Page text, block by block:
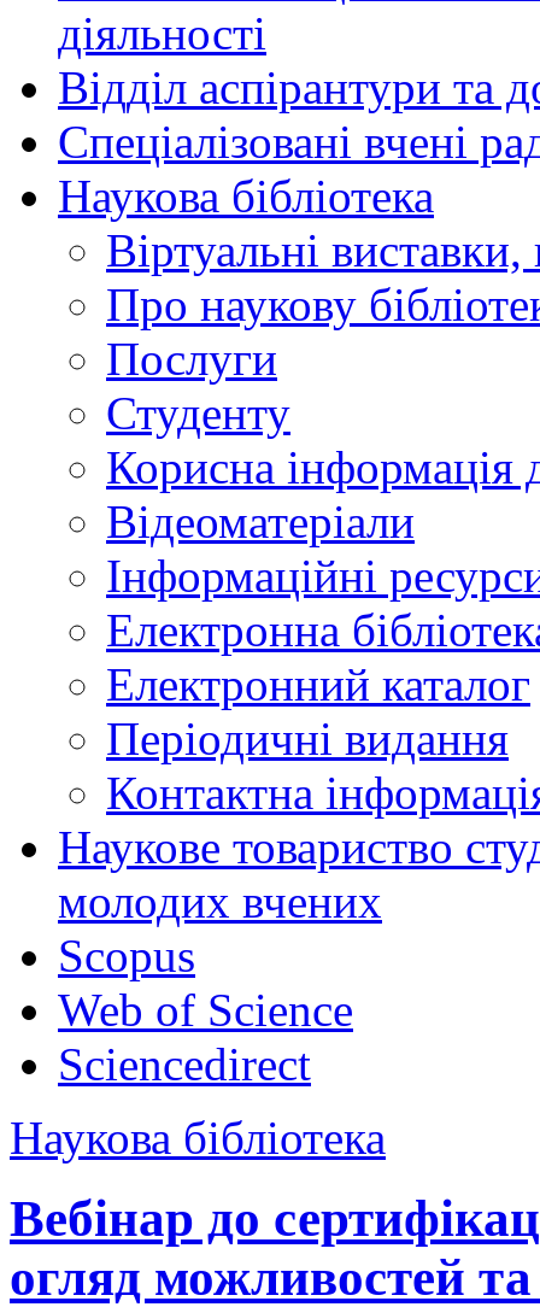
діяльності
Відділ аспірантури та
Спеціалізовані вчені
Наукова бібліотека
Віртуальні виставки,
Про наукову
Послуги
Студенту
Корисна інформація
Відеоматеріали
Інформаційні
Електронна
Електронний каталог
Періодичні видання
Контактна
Наукове товариство
молодих вчених
Scopus
Web of Science
Sciencedirect
Наукова бібліотека
Вебінар до
огляд можливостей та